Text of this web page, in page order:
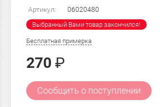
Артикул: 06020480
Выбранный Вами товар закончился!
Бесплатная примерка
270 ₽
Сообщить о поступлении